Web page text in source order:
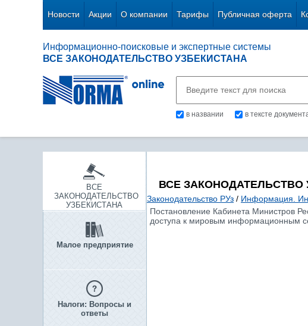
Новости Акции О компании Тарифы Публичная оферта
Информационно-поисковые и экспертные системы
ВСЕ ЗАКОНОДАТЕЛЬСТВО УЗБЕКИСТАНА
в названии в тексте
ВСЕ
ЗАКОНОДАТЕЛЬСТВО
УЗБЕКИСТАНА
Малое предприятие
Налоги: Вопросы и
ответы
ВСЕ ЗАКОНОДАТЕЛЬСТВО
Законодательство РУз / Информация.
Постановление Кабинета Министров
доступа к мировым информационным